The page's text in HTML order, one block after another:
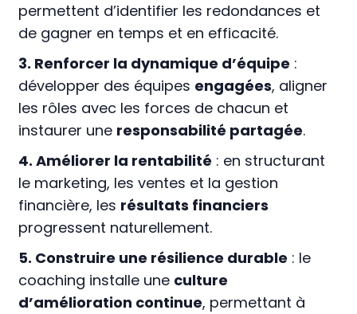
permettent d’identifier les redondances et
de gagner en temps et en efficacité.
3. Renforcer la dynamique d’équipe :
développer des équipes engagées, aligner
les rôles avec les forces de chacun et
instaurer une responsabilité partagée.
4. Améliorer la rentabilité : en structurant
le marketing, les ventes et la gestion
financière, les résultats financiers
progressent naturellement.
5. Construire une résilience durable : le
coaching installe une culture
d’amélioration continue, permettant à